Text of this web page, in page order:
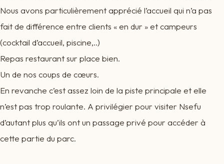
Nous avons particulièrement apprécié l’accueil qui n’a pas
fait de différence entre clients « en dur » et campeurs
(cocktail d’accueil, piscine,..)
Repas restaurant sur place bien.
Un de nos coups de cœurs.
En revanche c’est assez loin de la piste principale et elle
n’est pas trop roulante. A privilégier pour visiter Nsefu
d’autant plus qu’ils ont un passage privé pour accéder à
cette partie du parc.